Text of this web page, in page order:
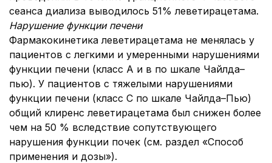
сеанса диализа выводилось 51% леветирацетама.
Нарушение функции печени
Фармакокинетика леветирацетама не менялась у
пациентов с легкими и умеренными нарушениями
функции печени (класс А и в по шкале Чайлда–
пью). У пациентов с тяжелыми нарушениями
функции печени (класс С по шкале Чайлда–Пью)
общий клиренс леветирацетама был снижен более
чем на 50 % вследствие сопутствующего
нарушения функции почек (см. раздел «Способ
применения и дозы»).